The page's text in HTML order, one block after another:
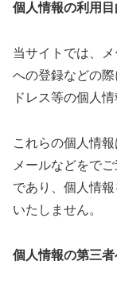
個人情報の利用目
当サイトでは、
への登録などの
ドレス等の個人
これらの個人情
メールなどをで
であり、個人情
いたしません。
個人情報の第三